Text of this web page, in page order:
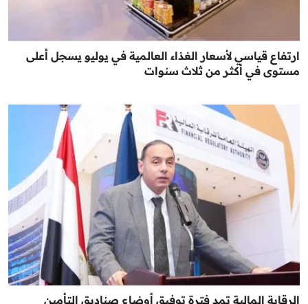
ارتفاع قياسي لأسعار الغذاء العالمية في يوليو يسجل أعلى
مستوى في أكثر من ثلاث سنوات
الرقابة المالية تمد فترة توفيق أوضاع صناديق التأمين